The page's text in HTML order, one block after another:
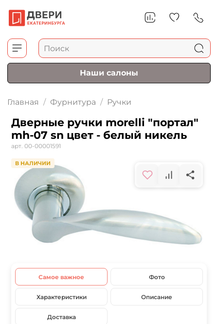
Наши салоны
Главная Фурнитура Ручки
Дверные ручки morelli "портал"
mh-07 sn цвет - белый никель
арт. 00-00001591
В НАЛИЧИИ
Самое важное Фото
Характеристики Описание
Доставка